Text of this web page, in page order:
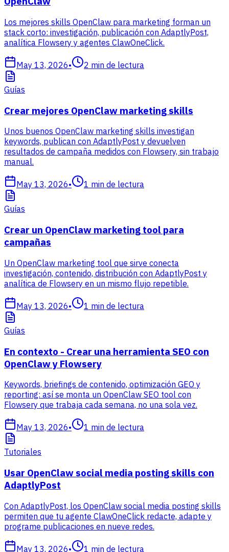
Los mejores skills OpenClaw para marketing forman un
stack corto: investigación, publicación con AdaptlyPost,
analítica Flowsery y agentes ClawOneClick.
May 13, 2026• 2 min de lectura
Guías
Crear mejores OpenClaw marketing skills
Unos buenos OpenClaw marketing skills investigan
keywords, publican con AdaptlyPost y devuelven
resultados de campaña medidos con Flowsery, sin trabajo
manual.
May 13, 2026• 1 min de lectura
Guías
Crear un OpenClaw marketing tool para
campañas
Un OpenClaw marketing tool que sirve conecta
investigación, contenido, distribución con AdaptlyPost y
analítica de Flowsery en un mismo flujo repetible.
May 13, 2026• 1 min de lectura
Guías
En contexto - Crear una herramienta SEO con
OpenClaw y Flowsery
Keywords, briefings de contenido, optimización GEO y
reporting: así se monta un OpenClaw SEO tool con
Flowsery que trabaja cada semana, no una sola vez.
May 13, 2026• 1 min de lectura
Tutoriales
Usar OpenClaw social media posting skills con
AdaptlyPost
Con AdaptlyPost, los OpenClaw social media posting skills
permiten que tu agente ClawOneClick redacte, adapte y
programe publicaciones en nueve redes.
May 13, 2026• 1 min de lectura